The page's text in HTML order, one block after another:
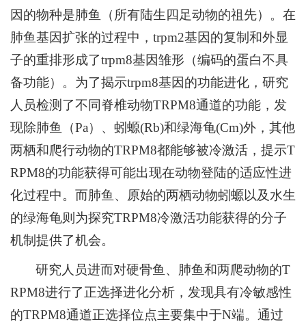
因的物种是肺鱼（所有陆生四足动物的祖先）。在
肺鱼基因扩张的过程中，trpm2基因的复制和外显
子的重排形成了trpm8基因雏形（编码的蛋白不具
备功能）。为了揭示trpm8基因的功能进化，研究
人员检测了不同脊椎动物TRPM8通道的功能，发
现除肺鱼（Pa）、蚓螈(Rb)和绿海龟(Cm)外，其他
两栖和爬行动物的TRPM8都能够被冷激活，提示T
RPM8的功能获得可能出现在动物登陆的适应性进
化过程中。而肺鱼、原始的两栖动物蚓螈以及水生
的绿海龟则为探究TRPM8冷激活功能获得的分子
机制提供了机会。
研究人员进而对硬骨鱼、肺鱼和两爬动物的T
RPM8进行了正选择进化分析，发现具有冷敏感性
的TRPM8通道正选择位点主要集中于N端。通过